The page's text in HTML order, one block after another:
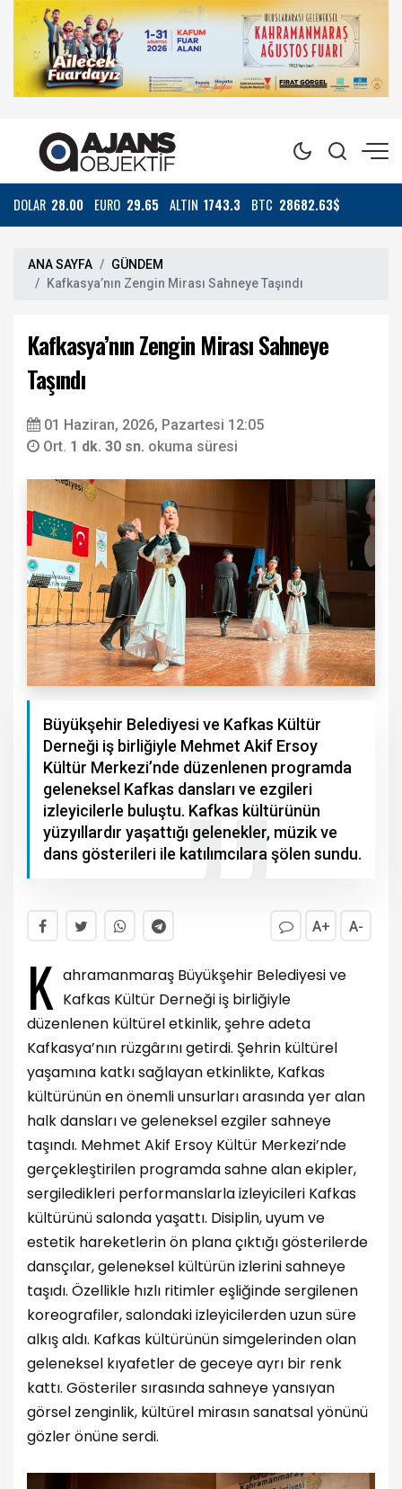
DOLAR 28.00 EURO 29.65 ALTIN 1743.3 BTC 28682.63$
ANA SAYFA
GÜNDEM
Kafkasya’nın Zengin Mirası Sahneye Taşındı
Kafkasya’nın Zengin Mirası Sahneye
Taşındı
01 Haziran, 2026, Pazartesi 12:05
Ort. 1 dk. 30 sn. okuma süresi
Büyükşehir Belediyesi ve Kafkas Kültür
Derneği iş birliğiyle Mehmet Akif Ersoy
Kültür Merkezi’nde düzenlenen programda
geleneksel Kafkas dansları ve ezgileri
izleyicilerle buluştu. Kafkas kültürünün
yüzyıllardır yaşattığı gelenekler, müzik ve
dans gösterileri ile katılımcılara şölen sundu.
A+ A-
K ahramanmaraş Büyükşehir Belediyesi ve
Kafkas Kültür Derneği iş birliğiyle
düzenlenen kültürel etkinlik, şehre adeta
Kafkasya’nın rüzgârını getirdi. Şehrin kültürel
yaşamına katkı sağlayan etkinlikte, Kafkas
kültürünün en önemli unsurları arasında yer alan
halk dansları ve geleneksel ezgiler sahneye
taşındı. Mehmet Akif Ersoy Kültür Merkezi’nde
gerçekleştirilen programda sahne alan ekipler,
sergiledikleri performanslarla izleyicileri Kafkas
kültürünü salonda yaşattı. Disiplin, uyum ve
estetik hareketlerin ön plana çıktığı gösterilerde
dansçılar, geleneksel kültürün izlerini sahneye
taşıdı. Özellikle hızlı ritimler eşliğinde sergilenen
koreografiler, salondaki izleyicilerden uzun süre
alkış aldı. Kafkas kültürünün simgelerinden olan
geleneksel kıyafetler de geceye ayrı bir renk
kattı. Gösteriler sırasında sahneye yansıyan
görsel zenginlik, kültürel mirasın sanatsal yönünü
gözler önüne serdi.